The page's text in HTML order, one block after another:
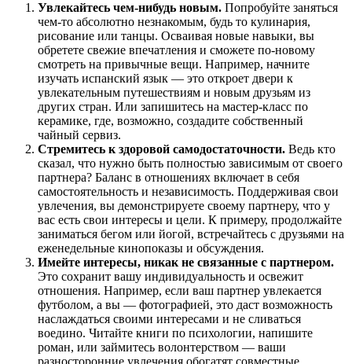
Увлекайтесь чем-нибудь новым. Попробуйте заняться
чем-то абсолютно незнакомым, будь то кулинария,
рисование или танцы. Осваивая новые навыки, вы
обретете свежие впечатления и сможете по-новому
смотреть на привычные вещи. Например, начните
изучать испанский язык — это откроет двери к
увлекательным путешествиям и новым друзьям из
других стран. Или запишитесь на мастер-класс по
керамике, где, возможно, создадите собственный
чайный сервиз.
Стремитесь к здоровой самодостаточности. Ведь кто
сказал, что нужно быть полностью зависимым от своего
партнера? Баланс в отношениях включает в себя
самостоятельность и независимость. Поддерживая свои
увлечения, вы демонстрируете своему партнеру, что у
вас есть свои интересы и цели. К примеру, продолжайте
заниматься бегом или йогой, встречайтесь с друзьями на
еженедельные кинопоказы и обсуждения.
Имейте интересы, никак не связанные с партнером.
Это сохранит вашу индивидуальность и освежит
отношения. Например, если ваш партнер увлекается
футболом, а вы — фотографией, это даст возможность
наслаждаться своими интересами и не сливаться
воедино. Читайте книги по психологии, напишите
роман, или займитесь волонтерством — ваши